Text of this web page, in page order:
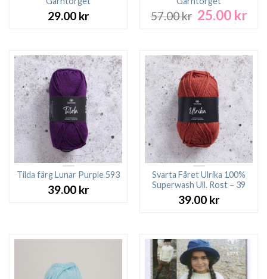
29.00 kr 57.00kr Det
57.00 kr.
25.00 krDet
Tilda färg Lunar Purple 593
39.00 kr
Svarta Fåret Ulrika 100%
Superwash Ull. Rost – 39
39.00 kr